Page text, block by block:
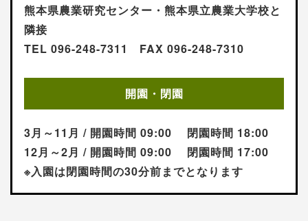
熊本県農業研究センター・熊本県立農業大学校と
隣接
TEL 096-248-7311 FAX 096-248-7310
開園・閉園
3月～11月 / 開園時間 09:00 閉園時間 18:00
12月～2月 / 開園時間 09:00 閉園時間 17:00
※入園は閉園時間の30分前までとなります